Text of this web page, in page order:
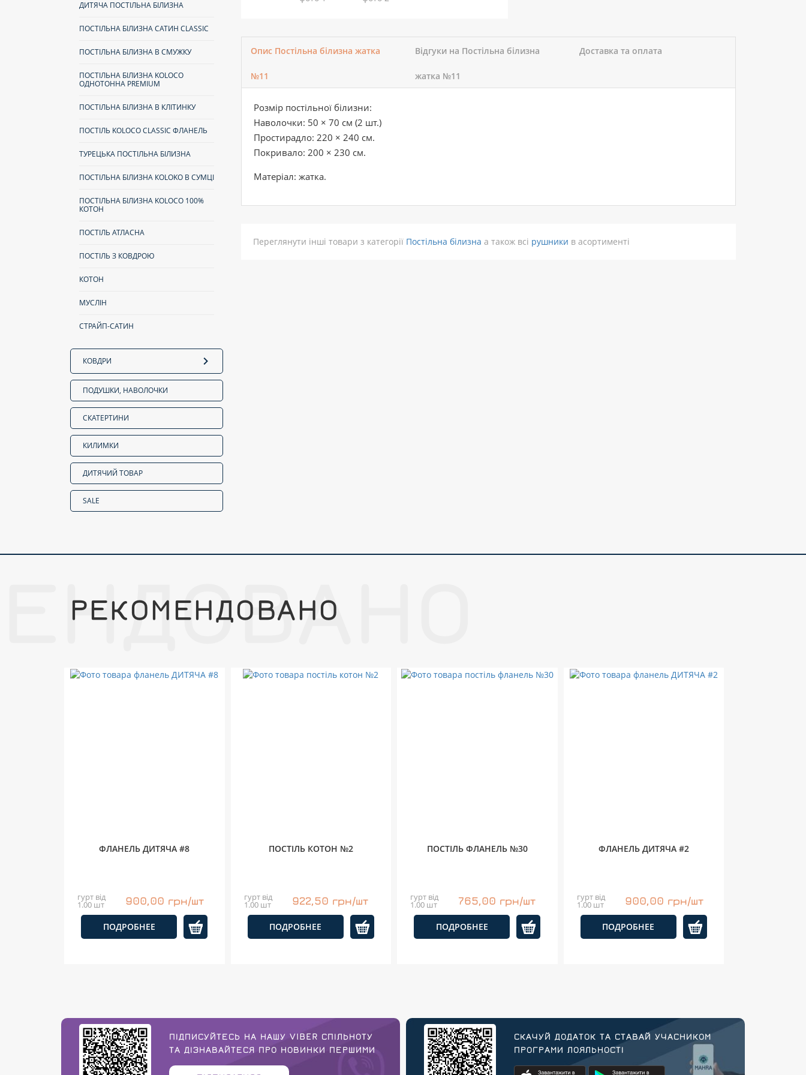
ДИТЯЧА ПОСТІЛЬНА БІЛИЗНА
ПОСТІЛЬНА БІЛИЗНА САТИН CLASSIC
ПОСТІЛЬНА БІЛИЗНА В СМУЖКУ
ПОСТІЛЬНА БІЛИЗНА KOLOCO
ОДНОТОННА PREMIUM
ПОСТІЛЬНА БІЛИЗНА В КЛІТИНКУ
ПОСТІЛЬ KOLOCO CLASSIC ФЛАНЕЛЬ
ТУРЕЦЬКА ПОСТІЛЬНА БІЛИЗНА
ПОСТІЛЬНА БІЛИЗНА КOLOKO В СУМЦІ
ПОСТІЛЬНА БІЛИЗНА KOLOCO 100%
КОТОН
ПОСТІЛЬ АТЛАСНА
ПОСТІЛЬ З КОВДРОЮ
КОТОН
МУСЛІН
СТРАЙП-САТИН
КОВДРИ
ПОДУШКИ, НАВОЛОЧКИ
СКАТЕРТИНИ
КИЛИМКИ
ДИТЯЧИЙ ТОВАР
SALE
Опис Постільна білизна жатка
№11
Відгуки на Постільна білизна
жатка №11
Доставка та оплата
Розмір постільної білизни:
Наволочки: 50 × 70 см (2 шт.)
Простирадло: 220 × 240 см.
Покривало: 200 × 230 см.
Матеріал: жатка.
Переглянути інші товари з категорії Постільна білизна а також всі рушники в асортименті
РЕКОМЕНДОВАНО
ФЛАНЕЛЬ ДИТЯЧА #8
гурт від
1.00 шт 900,00 грн/шт
ПОДРОБНЕЕ
ПОСТІЛЬ КОТОН №2
гурт від
1.00 шт 922,50 грн/шт
ПОДРОБНЕЕ
ПОСТІЛЬ ФЛАНЕЛЬ №30
гурт від
1.00 шт 765,00 грн/шт
ПОДРОБНЕЕ
ФЛАНЕЛЬ ДИТЯЧА #2
гурт від
1.00 шт 900,00 грн/шт
ПОДРОБНЕЕ
ПІДПИСУЙТЕСЬ НА НАШУ VIBER СПІЛЬНОТУ
ТА ДІЗНАВАЙТЕСЯ ПРО НОВИНКИ ПЕРШИМИ
СКАЧУЙ ДОДАТОК ТА СТАВАЙ УЧАСНИКОМ
ПРОГРАМИ ЛОЯЛЬНОСТІ